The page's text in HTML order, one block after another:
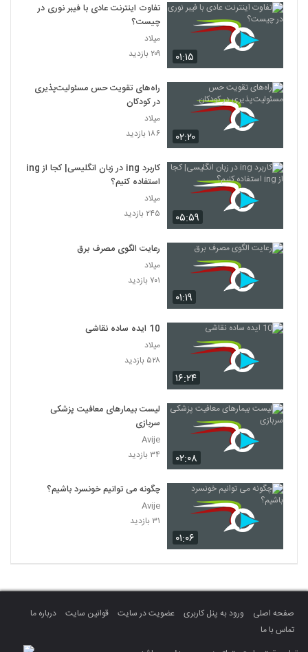
۰۱:۱۵
تفاوت اینترنت عادی با فیبر نوری در
چیست؟
میلاد
۲۰۹ بازدید
۰۲:۲۰
راه‌های تقویت حس مسئولیت‌پذیری
در کودکان
میلاد
۱۸۶ بازدید
۰۵:۵۹
کاربرد ing در زبان انگلیسی| کجا از ing
استفاده کنیم؟
میلاد
۲۴۵ بازدید
۰۱:۱۹
رعایت الگوی مصرف برق
میلاد
۷۰۱ بازدید
۱۶:۲۴
10 ایده ساده نقاشی
میلاد
۵۲۸ بازدید
۰۲:۰۸
لیست بیمارهای معافیت پزشکی
سربازی
Avije
۳۴ بازدید
۰۱:۰۶
چگونه می توانیم خونسرد باشیم؟
Avije
۳۱ بازدید
صفحه اصلی ورود به پنل کاربری عضویت در سایت قوانین سایت
درباره ما
تماس با ما